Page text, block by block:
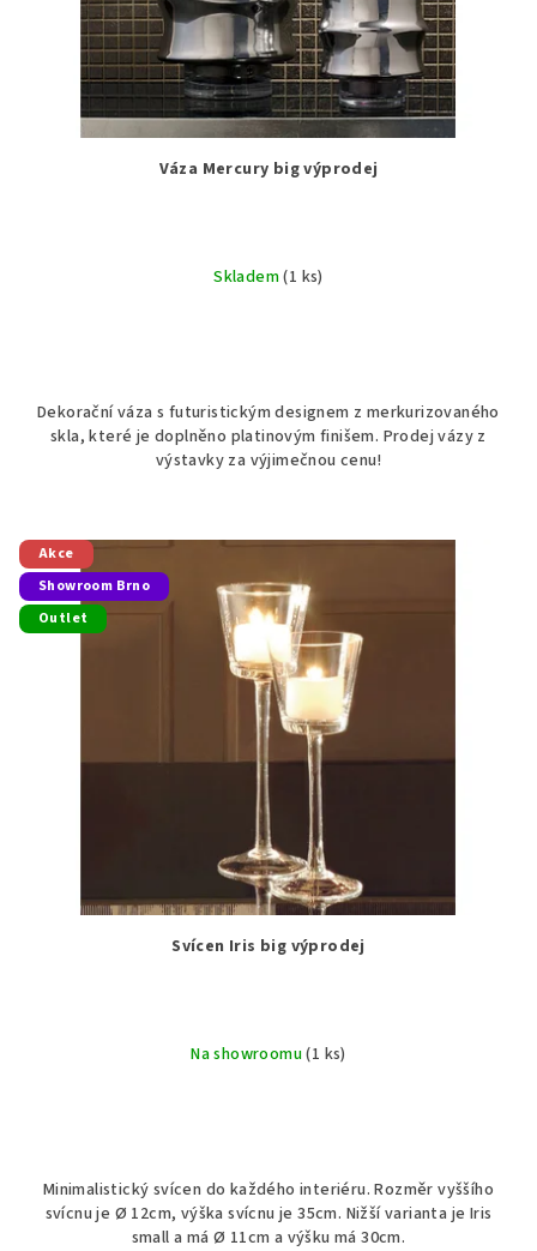
Váza Mercury big výprodej
Skladem(1 ks)
Dekorační váza s futuristickým designem z merkurizovaného
skla, které je doplněno platinovým finišem. Prodej vázy z
výstavky za výjimečnou cenu!
Akce
Showroom Brno
Outlet
Svícen Iris big výprodej
Na showroomu(1 ks)
Minimalistický svícen do každého interiéru. Rozměr vyššího
svícnu je Ø 12cm, výška svícnu je 35cm. Nižší varianta je Iris
small a má Ø 11cm a výšku má 30cm.